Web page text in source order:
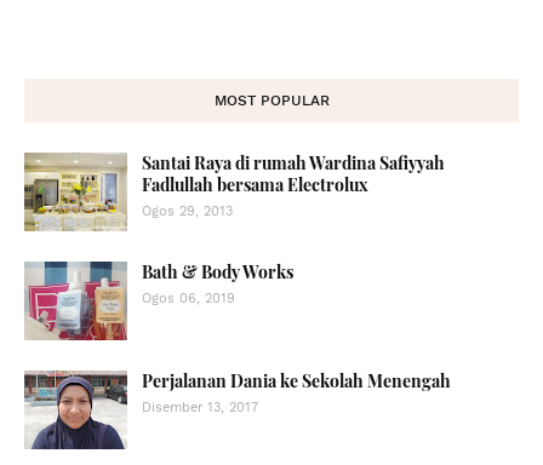
MOST POPULAR
Santai Raya di rumah Wardina Safiyyah
Fadlullah bersama Electrolux
Ogos 29, 2013
Bath & Body Works
Ogos 06, 2019
Perjalanan Dania ke Sekolah Menengah
Disember 13, 2017